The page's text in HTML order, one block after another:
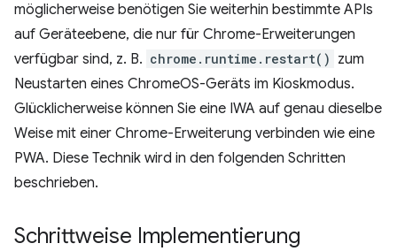
möglicherweise benötigen Sie weiterhin bestimmte APIs
auf Geräteebene, die nur für Chrome-Erweiterungen
verfügbar sind, z. B. chrome.runtime.restart() zum
Neustarten eines ChromeOS-Geräts im Kioskmodus.
Glücklicherweise können Sie eine IWA auf genau dieselbe
Weise mit einer Chrome-Erweiterung verbinden wie eine
PWA. Diese Technik wird in den folgenden Schritten
beschrieben.
Schrittweise Implementierung